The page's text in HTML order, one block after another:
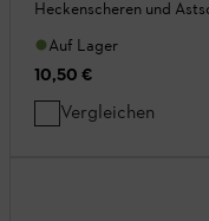
Heckenscheren und
Auf Lager
10,50 €
Vergleichen